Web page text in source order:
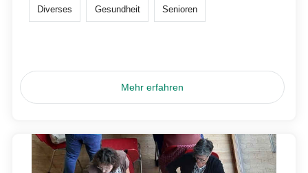
Diverses Gesundheit Senioren
Mehr erfahren